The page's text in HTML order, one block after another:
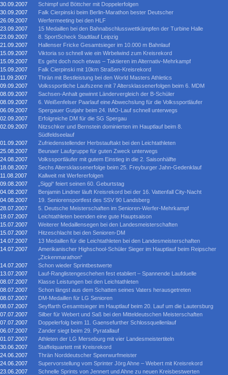
30.09.2007
Schimpf und Böttcher mit Doppelerfolgen
30.09.2007
Falk Cierpinski beim Berlin-Marathon bester Deutscher
26.09.2007
Werfermeeting bei den HLF
23.09.2007
15 Medaillen bei den Bahnabschlusswettkämpfen der Turbine Halle
23.09.2007
8. SportScheck Stadtlauf Leipzig
21.09.2007
Hallenser Fricke Gesamtsieger im 10.000 m Bahnlauf
15.09.2007
Viktoria so schnell wie ein Wirbelwind zum Kreisrekord
15.09.2007
Es geht doch noch etwas – Taktieren im Alternativ-Mehrkampf
15.09.2007
Falk Cierpinski mit 10km Straßen-Kreisrekord
11.09.2007
Thrän mit Bestleistung bei den World Masters Athletics
09.09.2007
Volkssportliche Laufszene mit 7 Altersklassenerfolgen beim 6. MDM
08.09.2007
Sachsen-Anhalt gewinnt Ländervergleich der B-Schüler
08.09.2007
6. Weißenfelser Paarlauf eine Abwechslung für die Volkssportläufer
06.09.2007
Spergauer Gutjahr beim 24. IMO-Lauf schnell unterwegs
02.09.2007
Erfolgreiche DM für die SG Spergau
02.09.2007
Nitzschker und Bernstein dominierten im Hauptlauf beim 8.
Südfeldseelauf
01.09.2007
Zufriedenstellender Herbstauftakt bei den Leichtathleten
25.08.2007
Beunaer Laufgruppe für guten Zweck unterwegs
24.08.2007
Volkssportläufer mit gutem Einstieg in die 2. Saisonhälfte
18.08.2007
Sechs Altersklassenerfolge beim 25. Freyburger Jahn-Gedenklauf
11.08.2007
Kallweit mit Werfererfolgen
09.08.2007
„Siggi“ feiert seinen 60. Geburtstag
04.08.2007
Benjamin Lindner läuft Kreisrekord bei der 16. Vattenfall City-Nacht
04.08.2007
19. Seniorensportfest des SSV 90 Landsberg
28.07.2007
5. Deutsche Meisterschaften im Senioren-Werfer-Mehrkampf
19.07.2007
Leichtathleten beenden eine gute Hauptsaison
15.07.2007
Weiterer Medaillensegen bei den Landesmeisterschaften
15.07.2007
Hitzeschlacht bei den Senioren-DM
14.07.2007
13 Medaillen für die Leichtathleten bei den Landesmeisterschaften
14.07.2007
Amerikanischer Highschool-Schüler Sieger im Hauptlauf beim Reipscher
„Zickenmarathon“
14.07.2007
Schon wieder Sprintbestwerte
13.07.2007
Lauf-Ranglistengeschehen fest etabliert – Spannende Laufduelle
08.07.2007
Klasse Leistungen bei den Leichtathleten
08.07.2007
Schon längst aus dem Schatten seines Vaters herausgetreten
08.07.2007
DM-Medaillen für LG Senioren
08.07.2007
Seyffarth Gesamtsieger im Hauptlauf beim 20. Lauf um die Lautersburg
07.07.2007
Silber für Webert und Saß bei den Mitteldeutschen Meisterschaften
07.07.2007
Doppelerfolg beim 11. Gaensefurther Schlossquellenlauf
06.07.2007
Zander siegt beim 29. Pyratallauf
01.07.2007
Athleten der LG Merseburg mit vier Landesmeistertiteln
30.06.2007
Staffelquartett mit Kreisrekord
24.06.2007
Thrän Norddeutscher Speerwurfmeister
24.06.2007
Supervorstellung vom Sprinter Jörg Ahne – Webert mit Kreisrekord
23.06.2007
Schnelle Sprints von Jennert und Ahne zu neuen Kreisbestwerten